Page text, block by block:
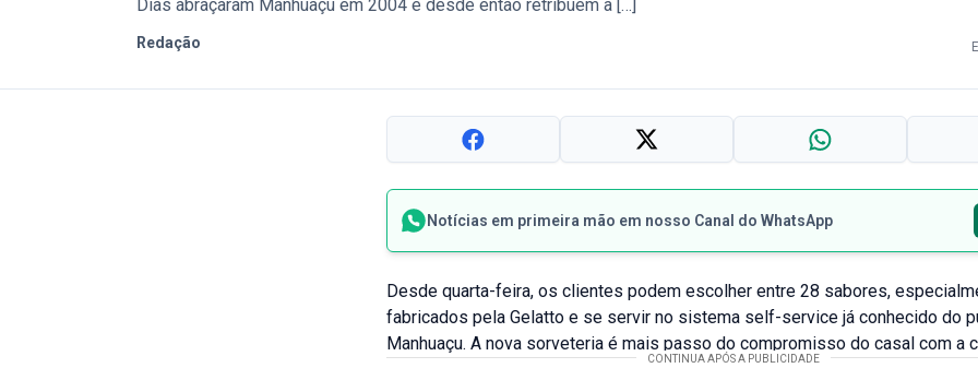
Dias abraçaram Manhuaçu em 2004 e desde então retribuem a […]
Redação
Notícias em primeira mão em nosso Canal do WhatsApp
Desde quarta-feira, os clientes podem escolher entre 28 sabores,
fabricados pela Gelatto e se servir no sistema self-service já conhecido do
Manhuaçu. A nova sorveteria é mais passo do compromisso do casal com a